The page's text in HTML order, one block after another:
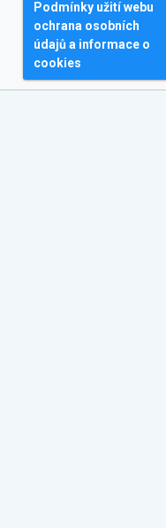
Podmínky užití webu
ochrana osobních
údajů a informace o
cookies